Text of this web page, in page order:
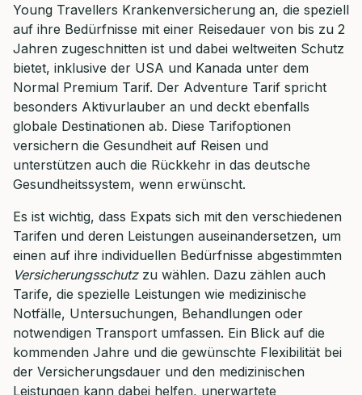
Young Travellers Krankenversicherung an, die speziell
auf ihre Bedürfnisse mit einer Reisedauer von bis zu 2
Jahren zugeschnitten ist und dabei weltweiten Schutz
bietet, inklusive der USA und Kanada unter dem
Normal Premium Tarif. Der Adventure Tarif spricht
besonders Aktivurlauber an und deckt ebenfalls
globale Destinationen ab. Diese Tarifoptionen
versichern die Gesundheit auf Reisen und
unterstützen auch die Rückkehr in das deutsche
Gesundheitssystem, wenn erwünscht.
Es ist wichtig, dass Expats sich mit den verschiedenen
Tarifen und deren Leistungen auseinandersetzen, um
einen auf ihre individuellen Bedürfnisse abgestimmten
Versicherungsschutzzu wählen. Dazu zählen auch
Tarife, die spezielle Leistungen wie medizinische
Notfälle, Untersuchungen, Behandlungen oder
notwendigen Transport umfassen. Ein Blick auf die
kommenden Jahre und die gewünschte Flexibilität bei
der Versicherungsdauer und den medizinischen
Leistungen kann dabei helfen, unerwartete